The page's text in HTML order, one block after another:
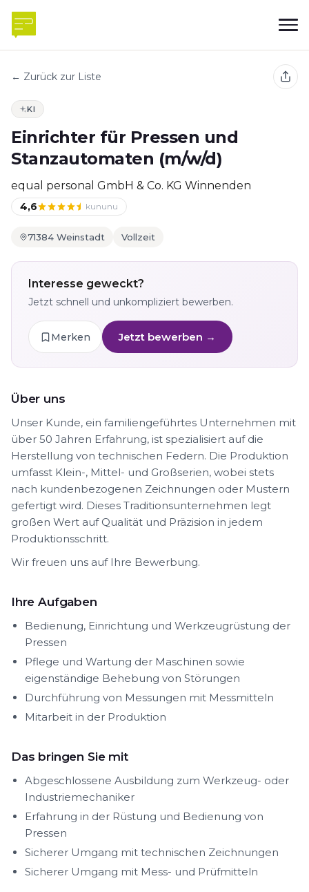
← Zurück zur Liste
KI
Einrichter für Pressen und
Stanzautomaten (m/w/d)
equal personal GmbH & Co. KG Winnenden
4,6 kununu
71384 Weinstadt Vollzeit
Interesse geweckt?
Jetzt schnell und unkompliziert bewerben.
Merken Jetzt bewerben →
Über uns
Unser Kunde, ein familiengeführtes Unternehmen mit
über 50 Jahren Erfahrung, ist spezialisiert auf die
Herstellung von technischen Federn. Die Produktion
umfasst Klein-, Mittel- und Großserien, wobei stets
nach kundenbezogenen Zeichnungen oder Mustern
gefertigt wird. Dieses Traditionsunternehmen legt
großen Wert auf Qualität und Präzision in jedem
Produktionsschritt.
Wir freuen uns auf Ihre Bewerbung.
Ihre Aufgaben
Bedienung, Einrichtung und Werkzeugrüstung der
Pressen
Pflege und Wartung der Maschinen sowie
eigenständige Behebung von Störungen
Durchführung von Messungen mit Messmitteln
Mitarbeit in der Produktion
Das bringen Sie mit
Abgeschlossene Ausbildung zum Werkzeug- oder
Industriemechaniker
Erfahrung in der Rüstung und Bedienung von
Pressen
Sicherer Umgang mit technischen Zeichnungen
Sicherer Umgang mit Mess- und Prüfmitteln